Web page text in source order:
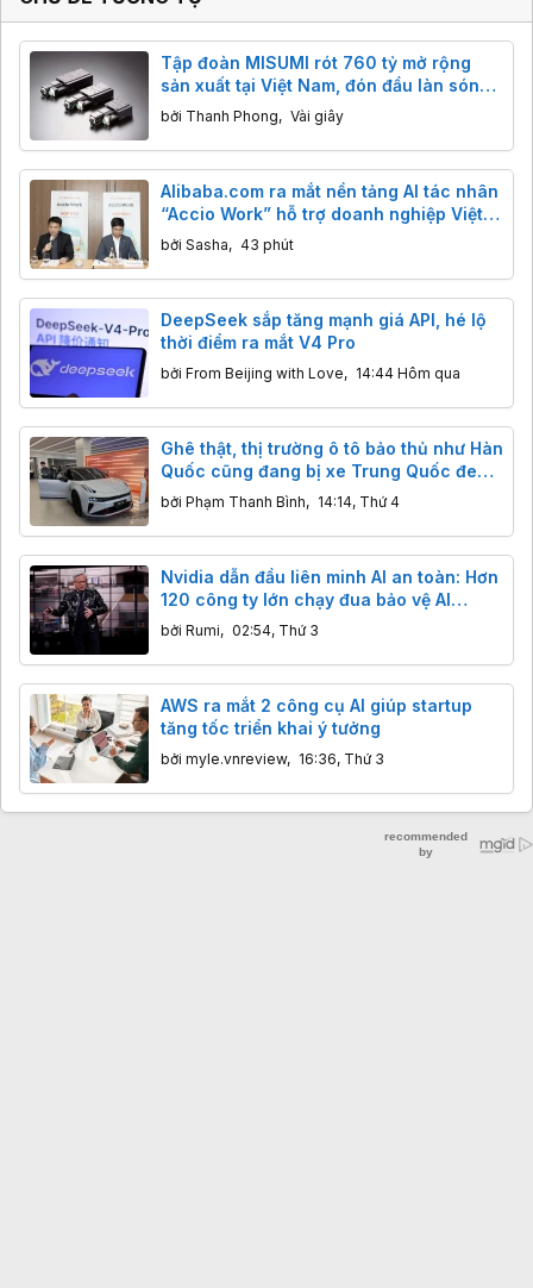
Tập đoàn MISUMI rót 760 tỷ mở rộng
sản xuất tại Việt Nam, đón đầu làn sóng
AI và robot toàn cầu
bởi Thanh Phong, Vài giây
Alibaba.com ra mắt nền tảng AI tác nhân
“Accio Work” hỗ trợ doanh nghiệp Việt
xuất khẩu
bởi Sasha, 43 phút
DeepSeek sắp tăng mạnh giá API, hé lộ
thời điểm ra mắt V4 Pro
bởi From Beijing with Love, 14:44 Hôm qua
Ghê thật, thị trường ô tô bảo thủ như Hàn
Quốc cũng đang bị xe Trung Quốc đe
dọa
bởi Phạm Thanh Bình, 14:14, Thứ 4
Nvidia dẫn đầu liên minh AI an toàn: Hơn
120 công ty lớn chạy đua bảo vệ AI
nguồn mở
bởi Rumi, 02:54, Thứ 3
AWS ra mắt 2 công cụ AI giúp startup
tăng tốc triển khai ý tưởng
bởi myle.vnreview, 16:36, Thứ 3